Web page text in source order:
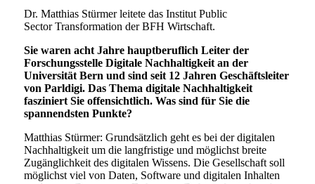
Dr. Matthias Stürmer leitete das Institut Public
Sector Transformation der BFH Wirtschaft.
Sie waren acht Jahre hauptberuflich Leiter der
Forschungsstelle Digitale Nachhaltigkeit an der
Universität Bern und sind seit 12 Jahren Geschäftsleiter
von Parldigi. Das Thema digitale Nachhaltigkeit
fasziniert Sie offensichtlich. Was sind für Sie die
spannendsten Punkte?
Matthias Stürmer: Grundsätzlich geht es bei der digitalen
Nachhaltigkeit um die langfristige und möglichst breite
Zugänglichkeit des digitalen Wissens. Die Gesellschaft soll
möglichst viel von Daten, Software und digitalen Inhalten